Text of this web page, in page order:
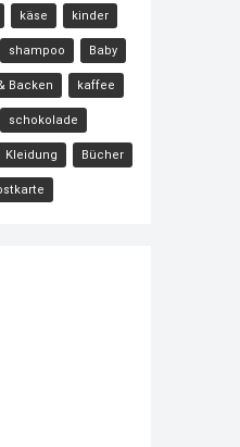
käse kinder
shampoo Baby
Backen kaffee
schokolade
Kleidung Bücher